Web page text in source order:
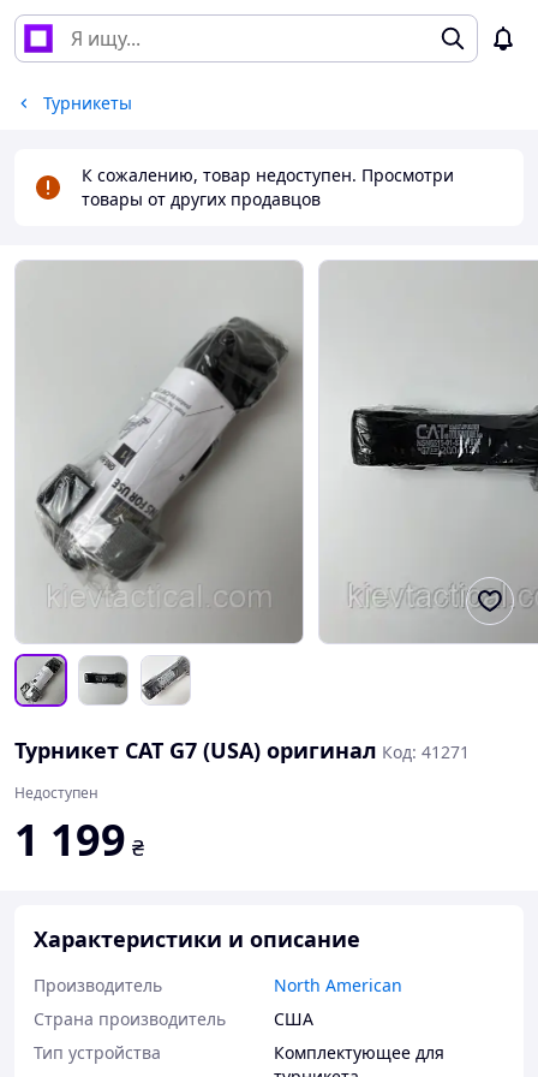
Турникеты
К сожалению, товар недоступен. Просмотри
товары от других продавцов
Турникет CAT G7 (USA) оригинал Код: 41271
Недоступен
1 199 ₴
Характеристики и описание
Производитель
North American
Страна производитель
США
Тип устройства
Комплектующее для